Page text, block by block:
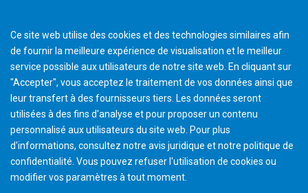
Ce site web utilise des cookies et des technologies similaires afin
de fournir la meilleure expérience de visualisation et le meilleur
service possible aux utilisateurs de notre site web. En cliquant sur
"Accepter", vous acceptez le traitement de vos données ainsi que
leur transfert à des fournisseurs tiers. Les données seront
utilisées à des fins d'analyse et pour proposer un contenu
personnalisé aux utilisateurs du site web. Pour plus
d'informations, consultez notre avis juridique et notre politique de
confidentialité. Vous pouvez refuser l'utilisation de cookies ou
modifier vos paramètres à tout moment